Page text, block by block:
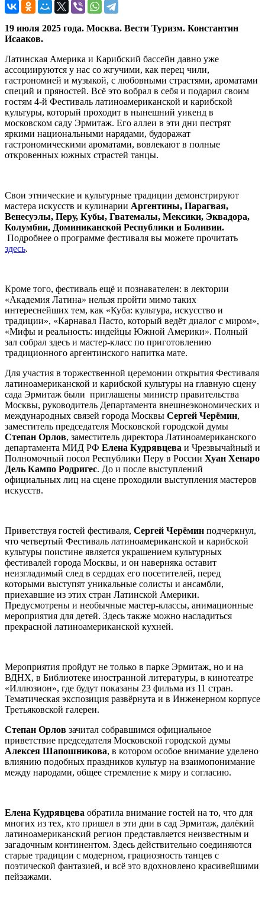
19 июля 2025 года. Москва. Вести Туризм. Константин
Исааков.
Латинская Америка и Карибский бассейн давно уже
ассоциируются у нас со жгучими, как перец чили,
гастрономией и музыкой, с любовными страстями, ароматами
специй и пряностей. Всё это вобрал в себя и подарил своим
гостям 4-й Фестиваль латиноамериканской и карибской
культуры, который проходит в нынешний уикенд в
московском саду Эрмитаж. Его аллеи в эти дни пестрят
яркими национальными нарядами, будоражат
гастрономическими ароматами, вовлекают в полные
откровенных южных страстей танцы.
Свои этнические и культурные традиции демонстрируют
мастера искусств и кулинарии Аргентины, Парагвая,
Венесуэлы, Перу, Кубы, Гватемалы, Мексики, Эквадора,
Колумбии, Доминиканской Республики и Боливии.
Подробнее о программе фестиваля вы можете прочитать
здесь.
Кроме того, фестиваль ещё и познавателен: в лектории
«Академия Латина» нельзя пройти мимо таких
интереснейших тем, как «Куба: культура, искусство и
традиции», «Карнавал Пасто, который ведёт диалог с миром»,
«Мифы и реальность: индейцы Южной Америки». Полный
зал собрал здесь и мастер-класс по приготовлению
традиционного аргентинского напитка мате.
Для участия в торжественной церемонии открытия Фестиваля
латиноамериканской и карибской культуры на главную сцену
сада Эрмитаж были приглашены министр правительства
Москвы, руководитель Департамента внешнеэкономических и
международных связей города Москвы Сергей Черёмин,
заместитель председателя Московской городской думы
Степан Орлов, заместитель директора Латиноамериканского
департамента МИД РФ Елена Кудрявцева и Чрезвычайный и
Полномочный посол Республики Перу в России Хуан Хенаро
Дель Кампо Родригес. До и после выступлений
официальных лиц на сцене проходили выступления мастеров
искусств.
Приветствуя гостей фестиваля, Сергей Черёмин подчеркнул,
что четвертый Фестиваль латиноамериканской и карибской
культуры поистине является украшением культурных
фестивалей города Москвы, и он наверняка оставит
неизгладимый след в сердцах его посетителей, перед
которыми выступят уникальные солисты и ансамбли,
приехавшие из этих стран Латинской Америки.
Предусмотрены и необычные мастер-классы, анимационные
мероприятия для детей. Здесь также можно насладиться
прекрасной латиноамериканской кухней.
Мероприятия пройдут не только в парке Эрмитаж, но и на
ВДНХ, в Библиотеке иностранной литературы, в кинотеатре
«Иллюзион», где будут показаны 23 фильма из 11 стран.
Тематическая экспозиция развёрнута и в Инженерном корпусе
Третьяковской галереи.
Степан Орлов зачитал собравшимся официальное
приветствие председателя Московской городской думы
Алексея Шапошникова, в котором особое внимание уделено
влиянию подобных праздников культур на взаимопонимание
между народами, общее стремление к миру и согласию.
Елена Кудрявцева обратила внимание гостей на то, что для
многих из тех, кто пришел в эти дни в сад Эрмитаж, далёкий
латиноамериканский регион представляется неизвестным и
загадочным континентом. Здесь действительно соединяются
старые традиции с модерном, грациозность танцев с
поэтической фантазией, и всё это вдохновлено красивейшими
пейзажами.